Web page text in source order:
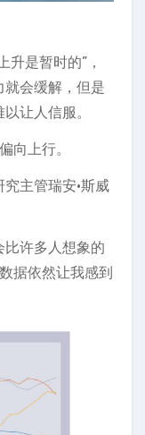
升是暂时的”，
就会缓解，但是
让人信服。
向上行。
主管瑞安·斯威
比许多人想象的
据依然让我感到